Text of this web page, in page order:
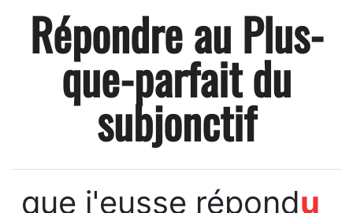
Répondre au Plus-
que-parfait du
subjonctif
que j'eusse répondu